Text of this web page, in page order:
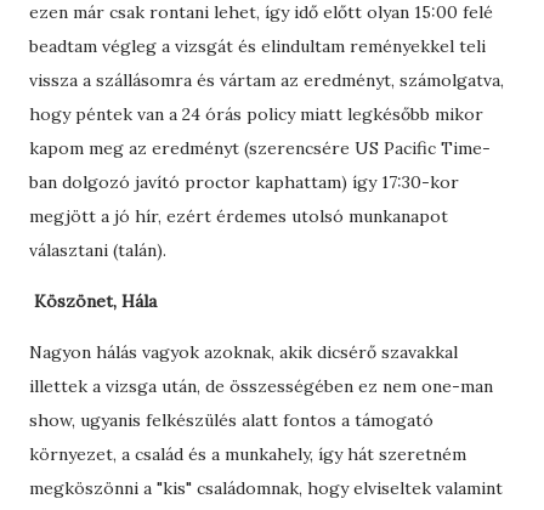
ezen már csak rontani lehet, így idő előtt olyan 15:00 felé
beadtam végleg a vizsgát és elindultam reményekkel teli
vissza a szállásomra és vártam az eredményt, számolgatva,
hogy péntek van a 24 órás policy miatt legkésőbb mikor
kapom meg az eredményt (szerencsére US Pacific Time-
ban dolgozó javító proctor kaphattam) így 17:30-kor
megjött a jó hír, ezért érdemes utolsó munkanapot
választani (talán).
Köszönet, Hála
Nagyon hálás vagyok azoknak, akik dicsérő szavakkal
illettek a vizsga után, de összességében ez nem one-man
show, ugyanis felkészülés alatt fontos a támogató
környezet, a család és a munkahely, így hát szeretném
megköszönni a "kis" családomnak, hogy elviseltek valamint